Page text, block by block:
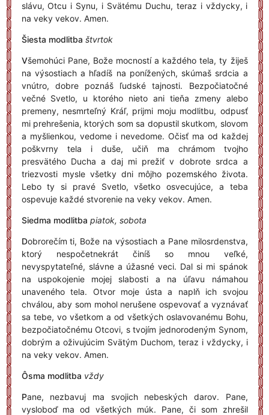
slávu, Otcu i Synu, i Svätému Duchu, teraz i vždycky, i
na veky vekov. Amen.
Šiesta modlitba štvrtok
Všemohúci Pane, Bože mocností a každého tela, ty žiješ
na výsostiach a hľadíš na ponížených, skúmaš srdcia a
vnútro, dobre poznáš ľudské tajnosti. Bezpočiatočné
večné Svetlo, u ktorého nieto ani tieňa zmeny alebo
premeny, nesmrteľný Kráľ, prijmi moju modlitbu, odpusť
mi prehrešenia, ktorých som sa dopustil skutkom, slovom
a myšlienkou, vedome i nevedome. Očisť ma od každej
poškvrny tela i duše, učiň ma chrámom tvojho
presvätého Ducha a daj mi prežiť v dobrote srdca a
triezvosti mysle všetky dni môjho pozemského života.
Lebo ty si pravé Svetlo, všetko osvecujúce, a teba
ospevuje každé stvorenie na veky vekov. Amen.
Siedma modlitba piatok, sobota
Dobrorečím ti, Bože na výsostiach a Pane milosrdenstva,
ktorý nespočetnekrát činíš so mnou veľké,
nevyspytateľné, slávne a úžasné veci. Dal si mi spánok
na uspokojenie mojej slabosti a na úľavu námahou
unaveného tela. Otvor moje ústa a naplň ich svojou
chválou, aby som mohol nerušene ospevovať a vyznávať
sa tebe, vo všetkom a od všetkých oslavovanému Bohu,
bezpočiatočnému Otcovi, s tvojím jednorodeným Synom,
dobrým a oživujúcim Svätým Duchom, teraz i vždycky, i
na veky vekov. Amen.
Ôsma modlitba vždy
Pane, nezbavuj ma svojich nebeských darov. Pane,
vysloboď ma od všetkých múk. Pane, či som zhrešil